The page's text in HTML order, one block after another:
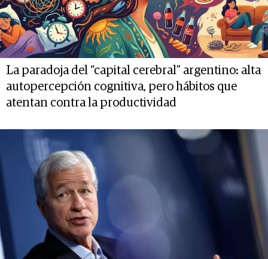
La paradoja del “capital cerebral” argentino: alta
autopercepción cognitiva, pero hábitos que
atentan contra la productividad